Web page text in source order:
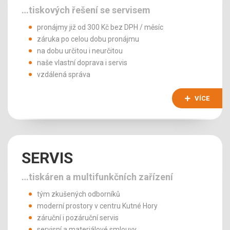
…tiskových řešení se servisem
pronájmy již od 300 Kč bez DPH / měsíc
záruka po celou dobu pronájmu
na dobu určitou i neurčitou
naše vlastní doprava i servis
vzdálená správa
VÍCE
SERVIS
…tiskáren a multifunkčních zařízení
tým zkušených odborníků
moderní prostory v centru Kutné Hory
záruční i pozáruční servis